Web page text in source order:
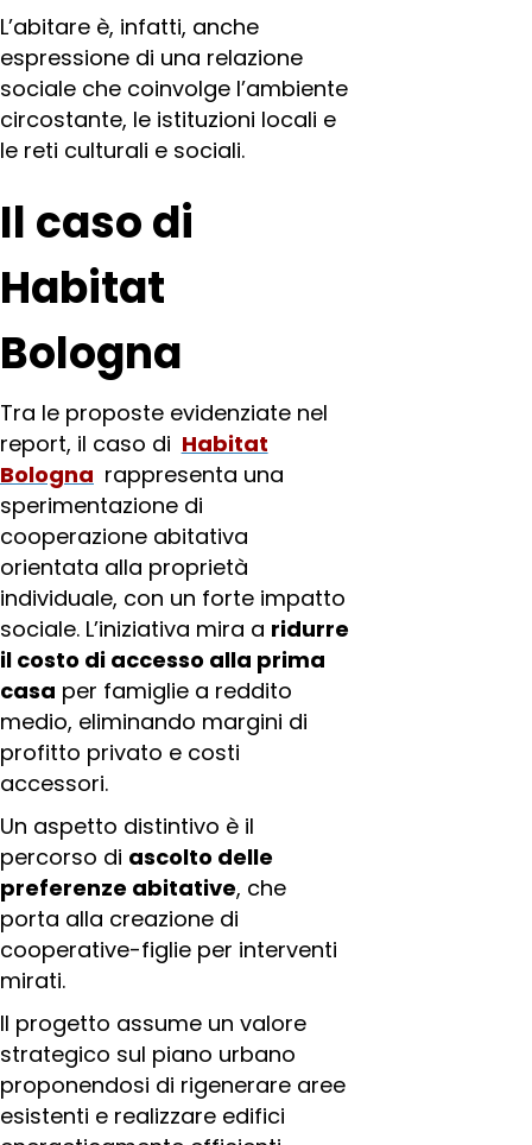
L’abitare è, infatti, anche
espressione di una relazione
sociale che coinvolge l’ambiente
circostante, le istituzioni locali e
le reti culturali e sociali.
Il caso di
Habitat
Bologna
Tra le proposte evidenziate nel
report, il caso di Habitat
Bologna rappresenta una
sperimentazione di
cooperazione abitativa
orientata alla proprietà
individuale, con un forte impatto
sociale. L’iniziativa mira a ridurre
il costo di accesso alla prima
casa per famiglie a reddito
medio, eliminando margini di
profitto privato e costi
accessori.
Un aspetto distintivo è il
percorso di ascolto delle
preferenze abitative, che
porta alla creazione di
cooperative-figlie per interventi
mirati.
Il progetto assume un valore
strategico sul piano urbano
proponendosi di rigenerare aree
esistenti e realizzare edifici